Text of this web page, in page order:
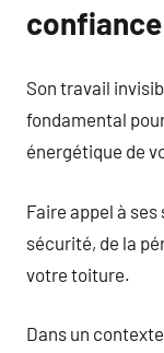
confiance
Son travail
fondamental
énergétique de
Faire appel à ses
sécurité, de la
votre toiture.
Dans un